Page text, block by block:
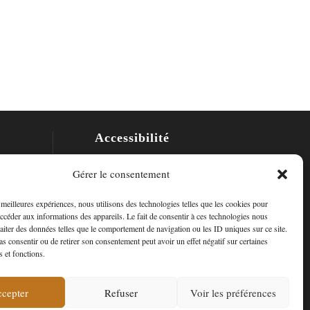
Gérer le consentement
expériences, nous utilisons des technologies telles que les cookies pour
aux informations des appareils. Le fait de consentir à ces technologies nous
des données telles que le comportement de navigation ou les ID uniques sur ce site.
consentir ou de retirer son consentement peut avoir un effet négatif sur certaines
et fonctions.
Refuser Voir les préférences
Accessibilité